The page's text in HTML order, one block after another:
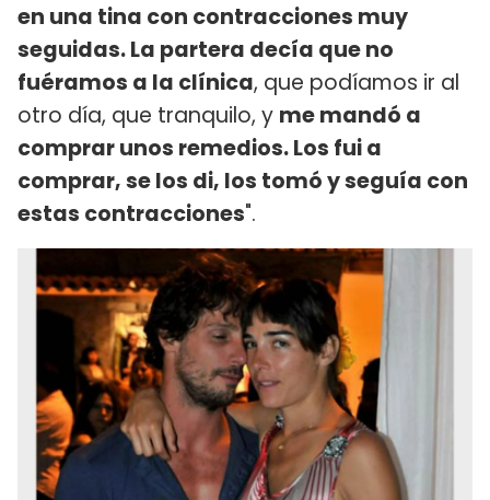
en una tina con contracciones muy
seguidas. La partera decía que no
fuéramos a la clínica, que podíamos ir al
otro día, que tranquilo, y me mandó a
comprar unos remedios. Los fui a
comprar, se los di, los tomó y seguía con
estas contracciones".